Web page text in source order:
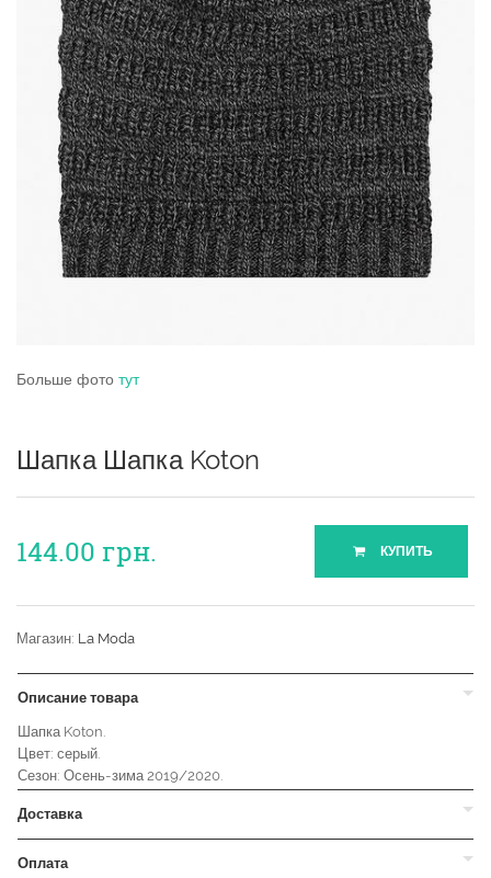
Больше фото тут
Шапка Шапка Koton
144.00 грн. КУПИТЬ
Магазин: La Moda
Описание товара
Шапка Koton.
Цвет: серый.
Сезон: Осень-зима 2019/2020.
Доставка
Оплата